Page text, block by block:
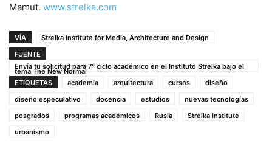
Mamut. www.strelka.com
VÍA
Strelka Institute for Media, Architecture and Design
FUENTE
Envía tu solicitud para 7° ciclo académico en el Instituto Strelka bajo el
tema The New Normal
ETIQUETAS
academia arquitectura cursos
diseño
diseño especulativo
docencia estudios
nuevas tecnologías
posgrados
programas académicos Rusia
Strelka Institute
urbanismo